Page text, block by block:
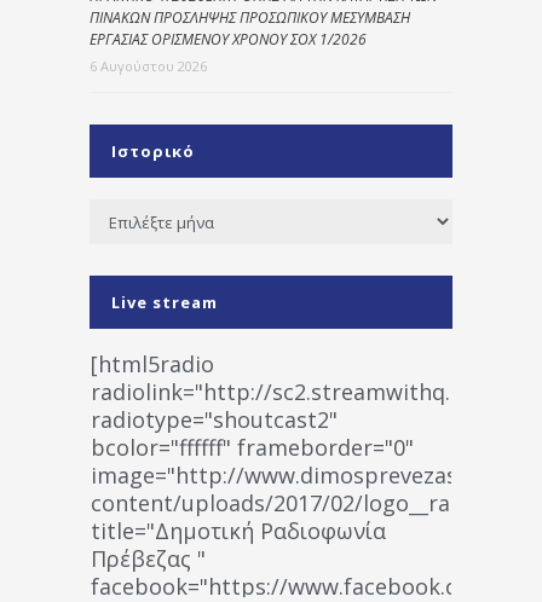
ΠΙΝΑΚΩΝ ΠΡΟΣΛΗΨΗΣ ΠΡΟΣΩΠΙΚΟΥ ΜΕΣΥΜΒΑΣΗ
ΕΡΓΑΣΙΑΣ ΟΡΙΣΜΕΝΟΥ ΧΡΟΝΟΥ ΣΟΧ 1/2026
6 Αυγούστου 2026
Ιστορικό
Ιστορικό
Live stream
[html5radio
radiolink="http://
radiotype="shoutcast2"
bcolor="ffffff" frameborder="0"
image="http://www.dimosprevezas.gr/wp-
content/uploads/2017/02/
title="Δημοτική Ραδιοφωνία
Πρέβεζας "
facebook="https://www.facebook.com/